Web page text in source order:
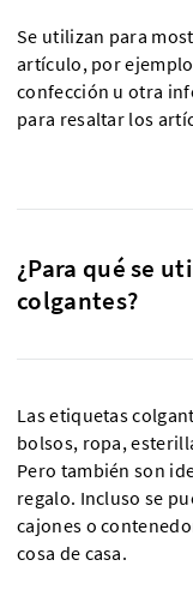
Se utilizan para
artículo, por
confección u otra
para resaltar los
¿Para qué se
colgantes?
Las etiquetas
bolsos, ropa,
Pero también son
regalo. Incluso se
cajones o
cosa de casa.